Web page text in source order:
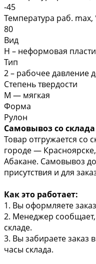
-45
Температура раб. max,
80
Вид
Н – неформовая
Тип
2 – рабочее давление
Степень твердости
М — мягкая
Форма
Рулон
Самовывоз со склада
Товар отгружается со
городе —
Абакане. Самовывоз
присутствия и для
Как это работает:
1. Вы оформляете
2. Менеджер сообщает,
складе.
3. Вы забираете заказ
часы склада.